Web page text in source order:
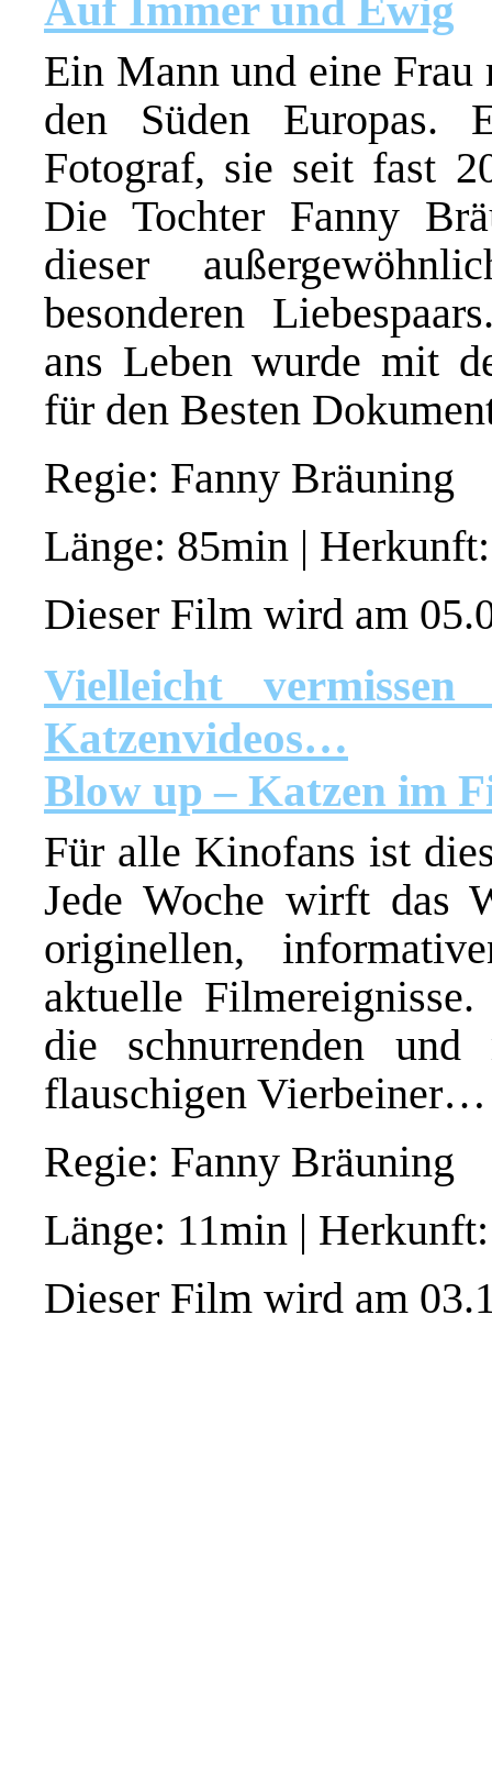
Ein Mann und eine
den Süden Europas.
Fotograf, sie seit fast
Die Tochter Fanny
dieser
besonderen
ans Leben wurde mit
für den Besten
Regie: Fanny Bräuning
Länge: 85min |
Dieser Film wird am
Vielleicht
Katzenvideos…
Blow up – Katzen im
Für alle Kinofans ist
Jede Woche wirft das
originellen,
aktuelle
die schnurrenden und
flauschigen Vierbeiner…
Regie: Fanny Bräuning
Länge: 11min |
Dieser Film wird am